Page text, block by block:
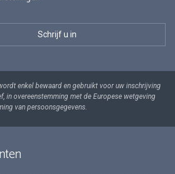
enkel bewaard en gebruikt voor uw inschrijving
in overeenstemming met de Europese wetgeving
van persoonsgegevens.